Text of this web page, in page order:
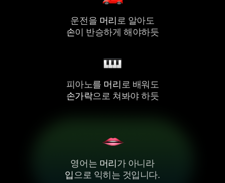
운전을 머리 로 알아도
손이 반승하게 해야하듯
피아노를 머리 로 배워도
손가락으로 쳐봐야 하듯
영어는 머리 가 아니라
입 으로 익히는 것입니다.